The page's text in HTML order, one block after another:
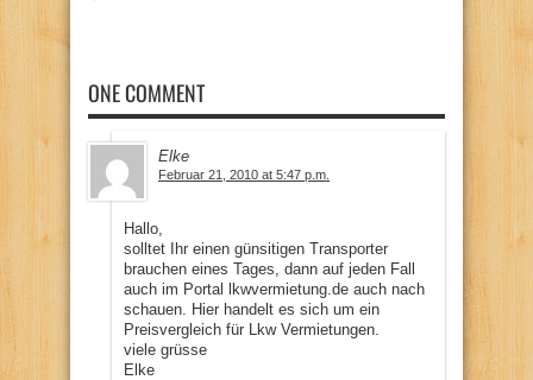
ONE COMMENT
Elke
Februar 21, 2010 at 5:47 p.m.
Hallo,
solltet Ihr einen günsitigen Transporter
brauchen eines Tages, dann auf jeden Fall
auch im Portal lkwvermietung.de auch nach
schauen. Hier handelt es sich um ein
Preisvergleich für Lkw Vermietungen.
viele grüsse
Elke